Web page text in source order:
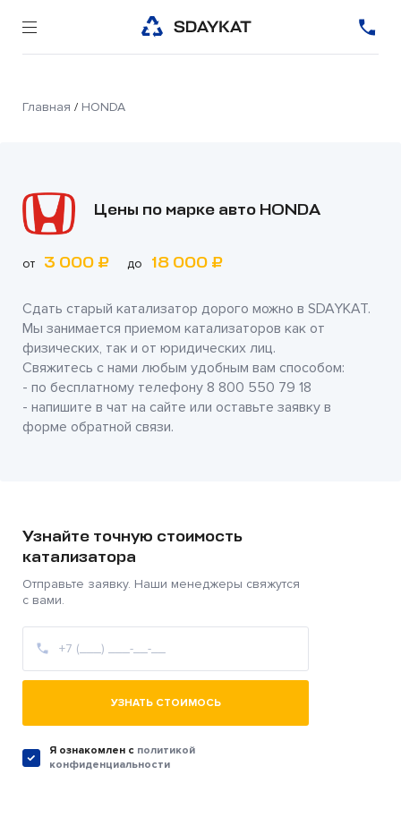
Главная / HONDA
Цены по марке авто HONDA
от 3 000 ₽ до 18 000 ₽
Сдать старый катализатор дорого можно в SDAYKAT.
Мы занимается приемом катализаторов как от
физических, так и от юридических лиц.
Свяжитесь с нами любым удобным вам способом:
- по бесплатному телефону 8 800 550 79 18
- напишите в чат на сайте или оставьте заявку в
форме обратной связи.
Узнайте точную стоимость
катализатора
Отправьте заявку. Наши менеджеры свяжутся
с вами.
УЗНАТЬ СТОИМОСЬ
Я ознакомлен c политикой
конфиденциальности